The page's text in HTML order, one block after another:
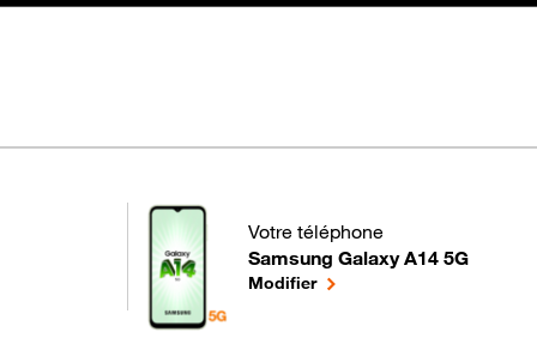
Votre téléphone
Samsung Galaxy A14 5G
pour votre Samsung Galaxy A14
Modifierle téléphone sélectionné